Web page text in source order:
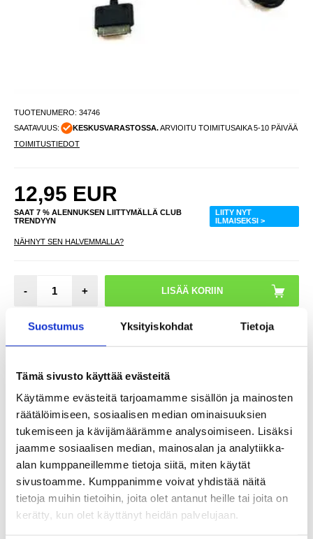
Suostumus Yksityiskohdat Tietoja
Tämä sivusto käyttää evästeitä
Käytämme evästeitä tarjoamamme sisällön ja mainosten
räätälöimiseen, sosiaalisen median ominaisuuksien
tukemiseen ja kävijämäärämme analysoimiseen. Lisäksi
jaamme sosiaalisen median, mainosalan ja analytiikka-
alan kumppaneillemme tietoja siitä, miten käytät
sivustoamme. Kumppanimme voivat yhdistää näitä
tietoja muihin tietoihin, joita olet antanut heille tai joita on
kerätty, kun olet käyttänyt heidän palvelujaan.
TUOTENUMERO: 34746
SAATAVUUS:
KESKUSVARASTOSSA.ARVIOITU TOIMITUSAIKA 5-10 PÄIVÄÄ
TOIMITUSTIEDOT
12,95 EUR
SAAT 7 % ALENNUKSEN LIITTYMÄLLÄ CLUB
TRENDYYN
LIITY NYT
ILMAISEKSI >
NÄHNYT SEN HALVEMMALLA?
- +
KYSYMYKSIÄ? KYSY POIS LIVE CHAT
Kuvaus Arvostelut
Mobiililaturi Samsung P1000 Galaxy Tab - 100-250V.
. Kompakti mobiililaturi, joustava tulojännite.
. Tulo 100-240V
. Lähtö 5V / 2Ah
. Kaapelin pituus 1,20 m
Yhteensopiva seuraavien kanssa: Samsung: Galaxy Tab 10.1 3G
P7500, Galaxy Tab 10.1 P7510, Galaxy Tab P1000, Galaxy Tab 7.0
Plus P6200, Galaxy Tab 7.0 Plus P6210, Galaxy Tab 7.7 P6800,
Galaxy Tab 7.7 P6810, Galaxy Tab 10.1v P7100, Galaxy Tab 8.9